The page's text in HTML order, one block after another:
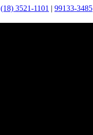
(18) 3521-1101 | 99133-3485